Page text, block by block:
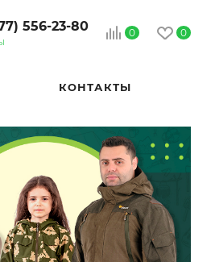
0 0
556-23-80
КОНТАКТЫ